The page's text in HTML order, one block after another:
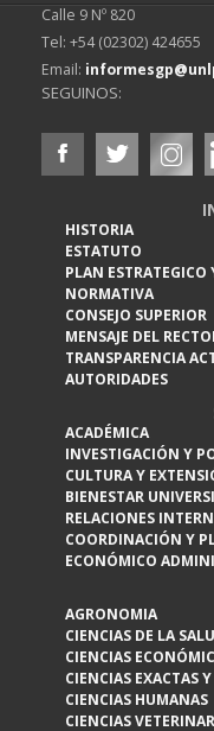
Calle 9 Nº 820
Tel: +54 (02302) 424655
Email:
SEGUINOS:
HISTORIA
ESTATUTO
PLAN ESTRATEGICO
NORMATIVA
CONSEJO SUPERIOR
MENSAJE DEL
TRANSPARENCIA
AUTORIDADES
ACADÉMICA
INVESTIGACIÓN Y
CULTURA Y
BIENESTAR
RELACIONES
COORDINACIÓN Y
ECONÓMICO
AGRONOMIA
CIENCIAS DE LA
CIENCIAS
CIENCIAS EXACTAS
CIENCIAS HUMANAS
CIENCIAS